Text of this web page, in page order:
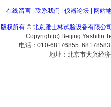
在线留言| 联系我们 仪器论坛| 网站
版权所有 © 北京雅士林试验设备有限公
Copyright(c) Beijing Yashilin
电话：010-68176855
地址：北京市大兴经